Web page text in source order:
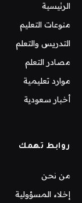
الرئيسية
منوعات التعليم
التدريس والتعلم
مصادر التعلم
موارد تعليمية
أخبار سعودية
روابط تهمك
من نحن
إخلاء المسؤولية